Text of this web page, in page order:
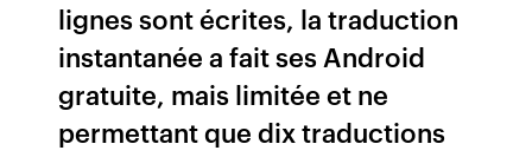
lignes sont écrites, la traduction
instantanée a fait ses Android
gratuite, mais limitée et ne
permettant que dix traductions